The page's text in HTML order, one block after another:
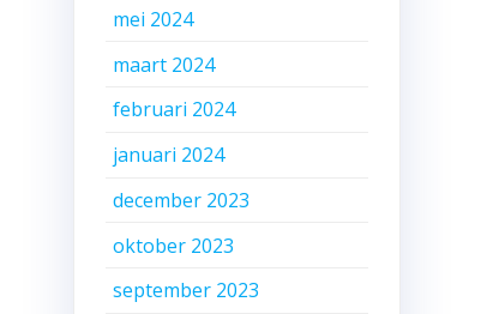
mei 2024
maart 2024
februari 2024
januari 2024
december 2023
oktober 2023
september 2023